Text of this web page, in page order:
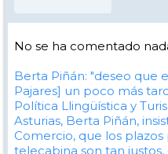
No se ha comentado
Berta Piñán: "deseo que
Pajares] un poco más
Política Llingüística y
Asturias, Berta Piñán,
Comercio, que los
telecabina son tan